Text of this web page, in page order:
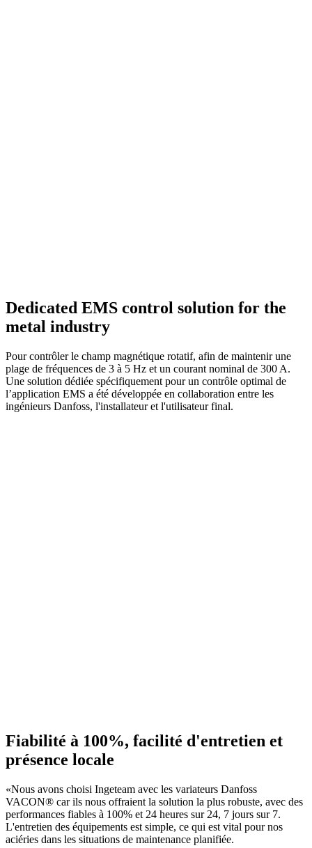
Dedicated EMS control solution for the
metal industry
Pour contrôler le champ magnétique rotatif, afin de maintenir une
plage de fréquences de 3 à 5 Hz et un courant nominal de 300 A.
Une solution dédiée spécifiquement pour un contrôle optimal de
l’application EMS a été développée en collaboration entre les
ingénieurs Danfoss, l'installateur et l'utilisateur final.
Fiabilité à 100%, facilité d'entretien et
présence locale
«Nous avons choisi Ingeteam avec les variateurs Danfoss
VACON® car ils nous offraient la solution la plus robuste, avec des
performances fiables à 100% et 24 heures sur 24, 7 jours sur 7.
L'entretien des équipements est simple, ce qui est vital pour nos
aciéries dans les situations de maintenance planifiée.